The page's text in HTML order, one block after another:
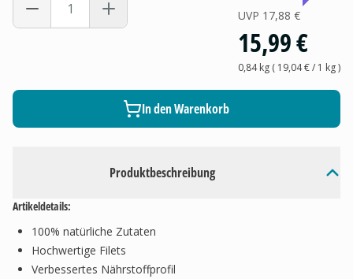
Produktbeschreibung
Artikeldetails:
100% natürliche Zutaten
Hochwertige Filets
Verbessertes Nährstoffprofil
UVP 17,88 €
15,99 €
0,84 kg( 19,04 €/ 1 kg)
In den Warenkorb